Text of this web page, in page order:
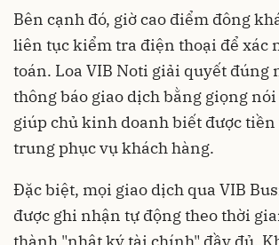
Bên cạnh đó, giờ cao điểm đông
liên tục kiểm tra điện thoại để xác
toán. Loa VIB Noti giải quyết đúng
thông báo giao dịch bằng giọng
giúp chủ kinh doanh biết được tiền
trung phục vụ khách hàng.
Đặc biệt, mọi giao dịch qua VIB
được ghi nhận tự động theo thời
thành "nhật ký tài chính" đầy đủ.